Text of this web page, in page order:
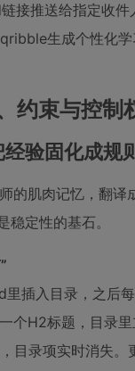
接推送给指定收
生成个性化
约束与控制
验固化成规
的肌肉记忆，翻译
稳定性的基石。
插入目录，之后
个H2标题，目录
目录项实时消失。